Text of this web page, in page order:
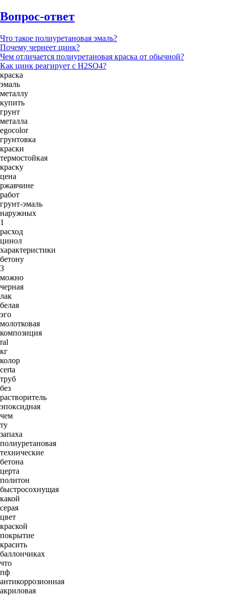
Вопрос-ответ
Что такое полиуретановая эмаль?
Почему чернеет цинк?
Чем отличается полиуретановая краска от обычной?
Как цинк реагирует с H2SO4?
краска
эмаль
металлу
купить
грунт
металла
egocolor
грунтовка
краски
термостойкая
краску
цена
ржавчине
работ
грунт-эмаль
наружных
1
расход
цинол
характеристики
бетону
3
можно
черная
лак
белая
эго
молотковая
композиция
ral
кг
колор
certa
труб
без
растворитель
эпоксидная
чем
ту
запаха
полиуретановая
технические
бетона
церта
политон
быстросохнущая
какой
серая
цвет
краской
покрытие
красить
баллончиках
что
пф
антикоррозионная
акриловая